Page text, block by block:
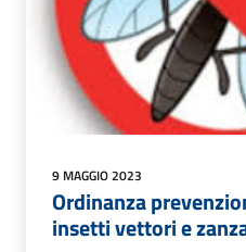
9 MAGGIO 2023
Ordinanza
insetti vettori e